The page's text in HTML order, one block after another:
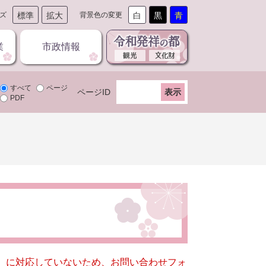
標準 拡大 背景色の変更 白 黒 青
市政情報
すべて
ページ
PDF
ページID
対応していないため、お問い合わせフォ